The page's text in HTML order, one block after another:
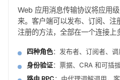
Web 应用消息传输协议将应用
来。客户端可以发布、订阅、注
注册的方法，全部在一个连接上
四种角色：发布者、订阅者、
身份验证：票据、CRA 和可插